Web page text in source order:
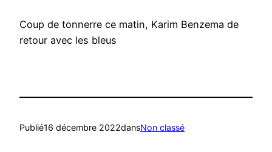
Coup de tonnerre ce matin, Karim Benzema de
retour avec les bleus
Publié16 décembre 2022dansNon classé